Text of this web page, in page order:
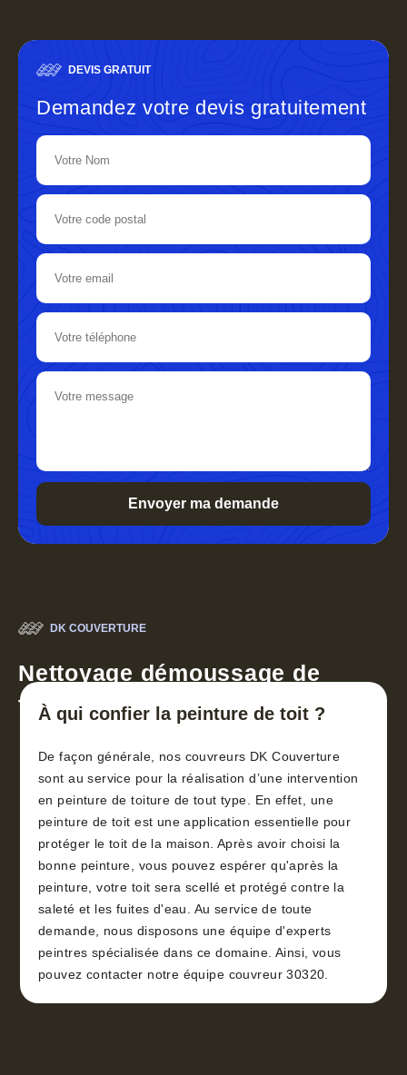
DEVIS GRATUIT
Demandez votre devis gratuitement
DK COUVERTURE
Nettoyage démoussage de
toiture 30
À qui confier la peinture de toit ?
De façon générale, nos couvreurs DK Couverture
sont au service pour la réalisation d’une intervention
en peinture de toiture de tout type. En effet, une
peinture de toit est une application essentielle pour
protéger le toit de la maison. Après avoir choisi la
bonne peinture, vous pouvez espérer qu'après la
peinture, votre toit sera scellé et protégé contre la
saleté et les fuites d'eau. Au service de toute
demande, nous disposons une équipe d'experts
peintres spécialisée dans ce domaine. Ainsi, vous
pouvez contacter notre équipe couvreur 30320.